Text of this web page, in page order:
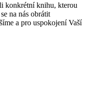
konkrétní knihu, kterou
na nás obrátit
a pro uspokojení Vaší